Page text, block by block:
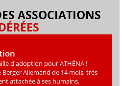
ASSOCIATIONS
d'adoption pour ATHÉNA !
Allemand de 14 mois, très
attachée à ses humains.